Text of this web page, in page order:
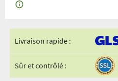
Livraison rapide :
Sûr et contrôlé :